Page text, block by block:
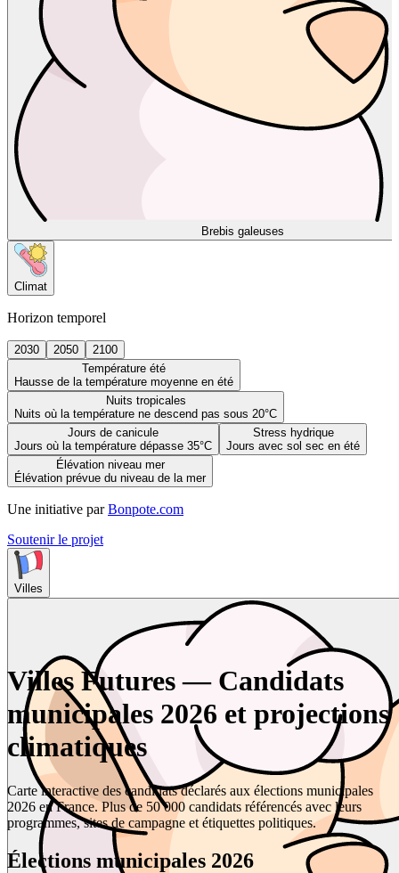
Brebis galeuses
Climat
Horizon temporel
2030 2050
2100
Température été
Hausse de la température moyenne en été
Nuits tropicales
Nuits où la température ne descend pas sous 20°C
Jours de canicule
Jours où la température dépasse 35°C
Stress hydrique
Jours avec sol sec en été
Élévation niveau mer
Élévation prévue du niveau de la mer
Une initiative par Bonpote.com
Soutenir le projet
Villes
Villes Futures — Candidats
municipales 2026 et projections
climatiques
Carte interactive des candidats déclarés aux élections municipales
2026 en France. Plus de 50 000 candidats référencés avec leurs
programmes, sites de campagne et étiquettes politiques.
Élections municipales 2026